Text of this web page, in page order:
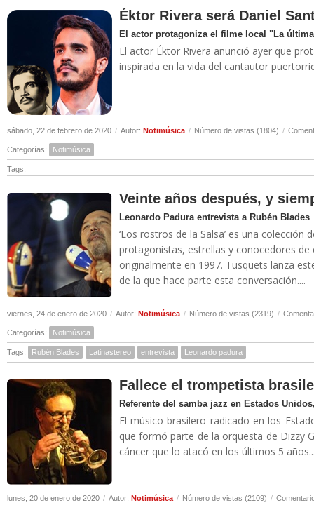
Éktor Rivera será Daniel
El actor protagoniza el filme local "La
El actor Éktor Rivera anunció ayer que
inspirada en la vida del cantautor
sábado, 22 de febrero de 2020 / Autor: Notimúsica / Número de vistas (1804) /
Categorías: Notimúsica
Tags:
Veinte años después, y
Leonardo Padura entrevista a Rubén Blades
‘Los rostros de la Salsa’ es una colección
protagonistas, estrellas y conocedores
originalmente en 1997. Tusquets lanza
de la que hace parte esta conversación....
viernes, 24 de enero de 2020 / Autor: Notimúsica / Número de vistas (2319) /
Categorías: Notimúsica
Tags: Rubén Blades Latinastereo entrevista Leonardo padura
Fallece el trompetista
Referente del samba jazz en Estados
El músico brasilero radicado en los
que formó parte de la orquesta de Dizzy
cáncer que lo atacó en los últimos 5
lunes, 20 de enero de 2020 / Autor: Notimúsica / Número de vistas (2109) /